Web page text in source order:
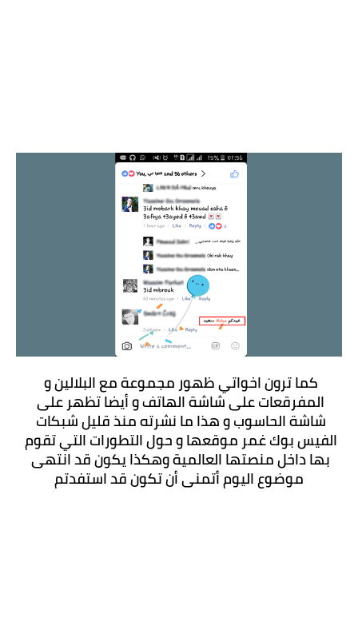
موضوع اليوم أتمنى أن تكون قد استفدتم